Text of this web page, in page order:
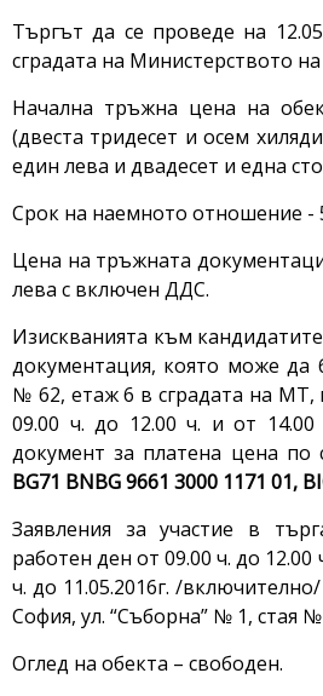
Търгът да се проведе на
сградата на Министерството
Начална тръжна цена на
(двеста тридесет и осем
един лева и двадесет и една
Срок на наемното отношение -
Цена на тръжната
лева с включен ДДС.
Изискванията към
документация, която може да
№ 62, етаж 6 в сградата на МТ,
09.00 ч. до 12.00 ч. и от
документ за платена цена
BG71 BNBG 9661 3000 1171 01,
Заявления за участие в
работен ден от 09.00 ч. до 12.00
ч. до 11.05.2016г. /
София, ул. “Съборна” № 1, стая
Оглед на обекта – свободен.